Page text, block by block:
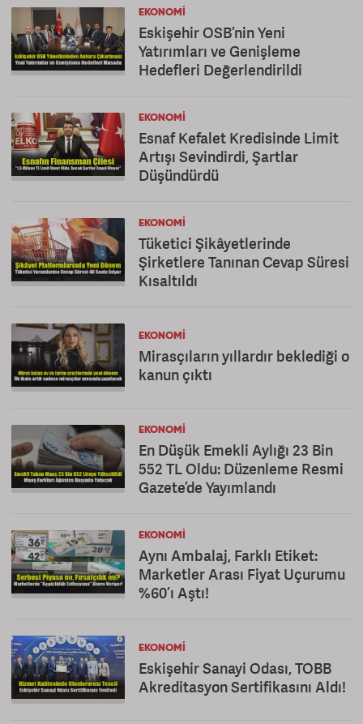
EKONOMI
Eskişehir OSB’nin Yeni
Yatırımları ve Genişleme
Hedefleri Değerlendirildi
EKONOMI
Esnaf Kefalet Kredisinde Limit
Artışı Sevindirdi, Şartlar
Düşündürdü
EKONOMI
Tüketici Şikâyetlerinde
Şirketlere Tanınan Cevap Süresi
Kısaltıldı
EKONOMI
Mirasçıların yıllardır beklediği o
kanun çıktı
EKONOMI
En Düşük Emekli Aylığı 23 Bin
552 TL Oldu: Düzenleme Resmi
Gazete’de Yayımlandı
EKONOMI
Aynı Ambalaj, Farklı Etiket:
Marketler Arası Fiyat Uçurumu
%60’ı Aştı!
EKONOMI
Eskişehir Sanayi Odası, TOBB
Akreditasyon Sertifikasını Aldı!